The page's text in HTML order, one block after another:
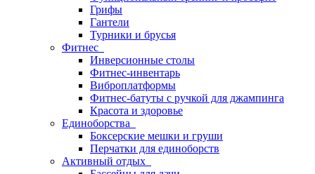
Грифы
Гантели
Турники и брусья
Фитнес
Инверсионные столы
Фитнес-инвентарь
Виброплатформы
Фитнес-батуты с ручкой для джампинга
Красота и здоровье
Единоборства
Боксерские мешки и груши
Перчатки для единоборств
Активный отдых